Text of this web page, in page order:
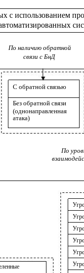
с использованием
По наличию обратной
связи с БнД
С обратной связью
Без обратной связи
(однонаправленная
атака)
По